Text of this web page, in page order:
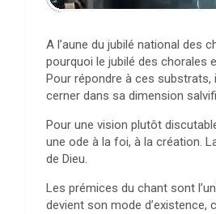
A l’aune du jubilé national des
pourquoi le jubilé des chorales
Pour répondre à ces substrats,
cerner dans sa dimension
Pour une vision plutôt
une ode à la foi, à la création.
de Dieu.
Les prémices du chant sont
devient son mode